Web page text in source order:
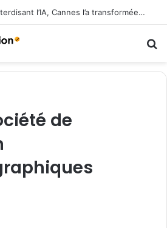
IA au cinéma : en interdisant l’IA, Cannes l’a transformée en label de luxe
de